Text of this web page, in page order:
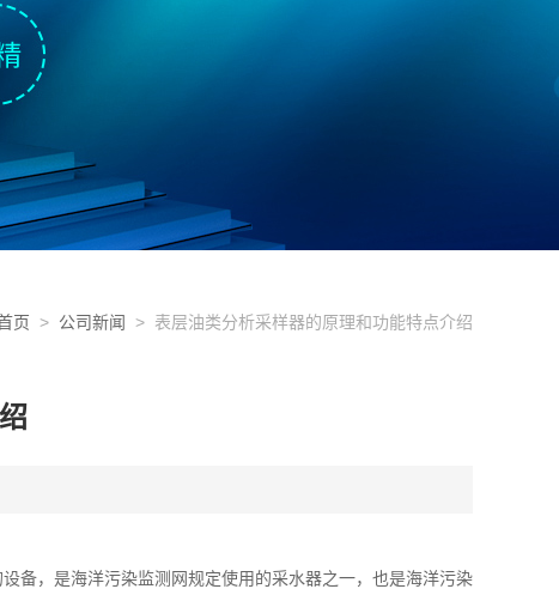
页 > 公司新闻 > 表层油类分析采样器的原理和功能特点介绍
备，是海洋污染监测网规定使用的采水器之一，也是海洋污染